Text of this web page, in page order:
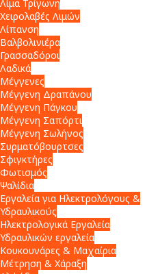
Λίμα Τρίγωνη
Χειρολαβές Λιμών
Λίπανση
Βαλβολινιέρα
Γρασσαδόροι
Λαδικά
Μέγγενες
Μέγγενη Δραπάνου
Μέγγενη Πάγκου
Μέγγενη Σαπόρτι
Μέγγενη Σωλήνος
Συρματόβουρτσες
Σφιγκτήρες
Φωτισμός
Ψαλίδια
Εργαλεία για Ηλεκτρολόγους &
Υδραυλικούς
Ηλεκτρολογικά Εργαλεία
Υδραυλικών εργαλεία
Κουκουνάρες & Μαχαίρια
Μέτρηση & Χάραξη